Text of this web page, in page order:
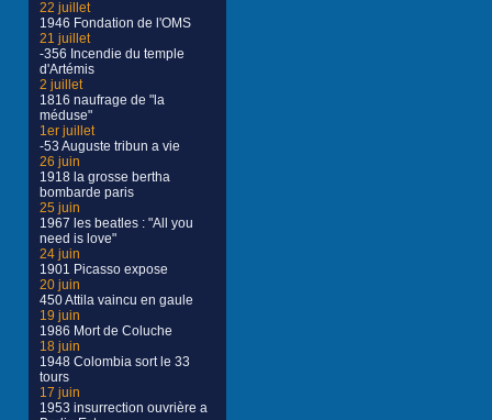
22 juillet
1946 Fondation de l'OMS
21 juillet
-356 Incendie du temple
d'Artémis
2 juillet
1816 naufrage de "la
méduse"
1er juillet
-53 Auguste tribun a vie
26 juin
1918 la grosse bertha
bombarde paris
25 juin
1967 les beatles : "All you
need is love"
24 juin
1901 Picasso expose
20 juin
450 Attila vaincu en gaule
19 juin
1986 Mort de Coluche
18 juin
1948 Colombia sort le 33
tours
17 juin
1953 insurrection ouvrière a